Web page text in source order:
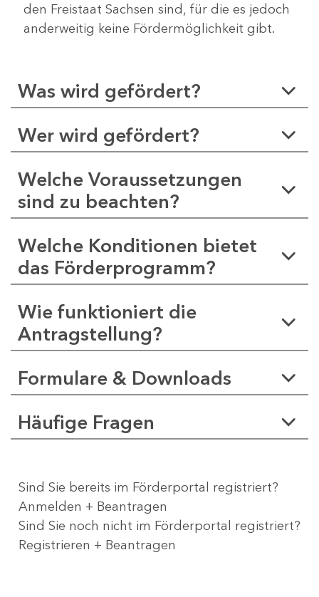
den Freistaat Sachsen sind, für die es jedoch
anderweitig keine Fördermöglichkeit gibt.
Was wird gefördert?
Wer wird gefördert?
Welche Voraussetzungen
sind zu beachten?
Welche Konditionen bietet
das Förderprogramm?
Wie funktioniert die
Antragstellung?
Formulare & Downloads
Häufige Fragen
Sind Sie bereits im Förderportal registriert?
Anmelden + Beantragen
Sind Sie noch nicht im Förderportal registriert?
Registrieren + Beantragen